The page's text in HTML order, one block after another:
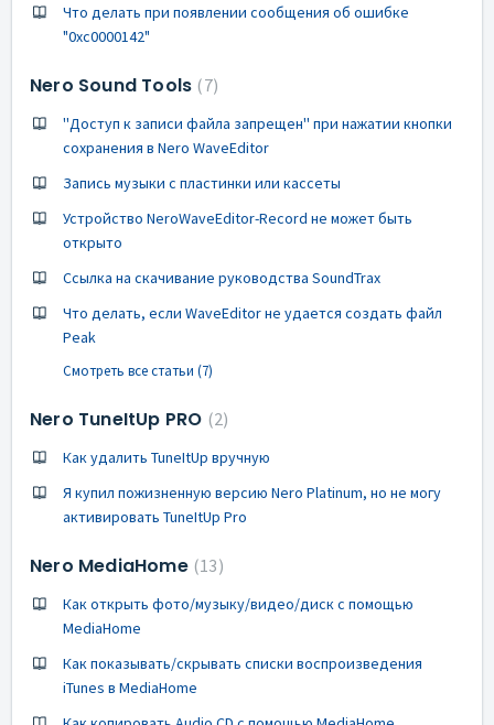
Что делать при появлении сообщения об ошибке
"0xc0000142"
Nero Sound Tools 7
''Доступ к записи файла запрещен'' при нажатии кнопки
сохранения в Nero WaveEditor
Запись музыки с пластинки или кассеты
Устройство NeroWaveEditor-Record не может быть
открыто
Ссылка на скачивание руководства SoundTrax
Что делать, если WaveEditor не удается создать файл
Peak
Смотреть все статьи (7)
Nero TuneItUp PRO 2
Как удалить TuneItUp вручную
Я купил пожизненную версию Nero Platinum, но не могу
активировать TuneItUp Pro
Nero MediaHome 13
Как открыть фото/музыку/видео/диск с помощью
MediaHome
Как показывать/скрывать списки воспроизведения
iTunes в MediaHome